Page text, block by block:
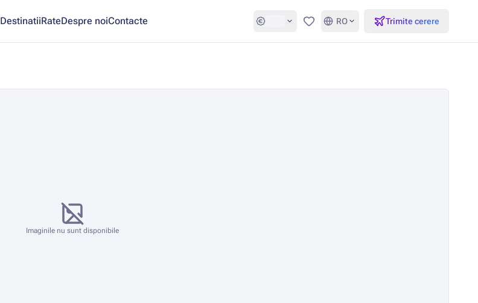
DestinatiiRateDespre noiContacte Favorite
RO Trimite cerere
Imaginile nu sunt disponibile